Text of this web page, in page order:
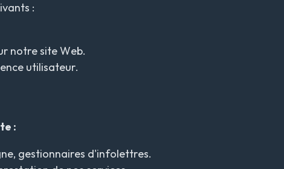
:
notre site Web.
utilisateur.
:
gestionnaires d'infolettres.